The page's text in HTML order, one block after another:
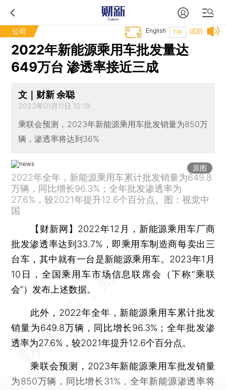
公司 试听
T中
English
2022年新能源乘用车批发量达
649万台 渗透率接近三成
文｜财新 余聪
2023年01月11日 10:19
乘联会预测，2023年新能源乘用车批发销量为850万
辆，渗透率将达到36%
原图
2022年全年，新能源乘用车累计批发销量为649.8
万辆，同比增长96.3%；全年批发渗透率为
27.6%，较2021年提升12.6个百分点。图：视觉中
国
【财新网】 2022年12月，新能源乘用车厂商
批发渗透率达到33.7%，即乘用车制造商每卖出三
台车，其中就有一台是新能源乘用车。2023年1月
10日，全国乘用车市场信息联席会（下称“乘联
会”）发布上述数据。
此外，2022年全年，新能源乘用车累计批发
销量为649.8万辆，同比增长96.3%；全年批发渗
透率为27.6%，较2021年提升12.6个百分点。
乘联会预测，2023年新能源乘用车批发销量
为850万辆，同比增长31%，全年新能源渗透率将